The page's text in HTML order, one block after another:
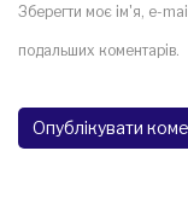
Зберегти моє ім'я, e-
подальших коментарів.